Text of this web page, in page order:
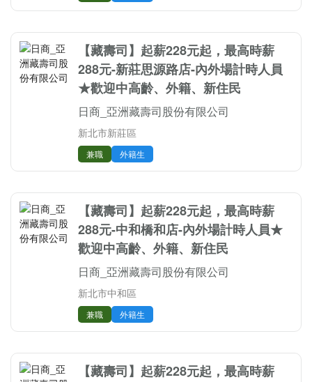
【藏壽司】起薪228元起，最高時薪
288元-新莊思源路店-內外場計時人員
★歡迎中高齡、外籍、新住民
日商_亞洲藏壽司股份有限公司
新北市新莊區
兼職 外籍生
【藏壽司】起薪228元起，最高時薪
288元-中和橋和店-內外場計時人員★
歡迎中高齡、外籍、新住民
日商_亞洲藏壽司股份有限公司
新北市中和區
兼職 外籍生
【藏壽司】起薪228元起，最高時薪